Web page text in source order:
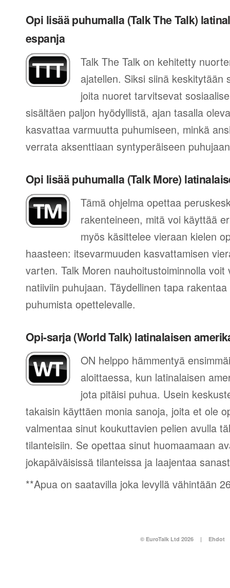
Opi lisää puhumalla (Talk The Talk)
espanja
Talk The Talk on kehitetty
ajatellen. Siksi siinä keskitytään
joita nuoret tarvitsevat
sisältäen paljon hyödyllistä, ajan tasalla
kasvattaa varmuutta puhumiseen, minkä
verrata aksenttiaan syntyperäiseen
Opi lisää puhumalla (Talk More)
Tämä ohjelma opettaa
rakenteineen, mitä voi käyttää
myös käsittelee vieraan kielen
haasteen: itsevarmuuden kasvattamisen
varten. Talk Moren nauhoitustoiminnolla
natiiviin puhujaan. Täydellinen tapa
puhumista opettelevalle.
Opi-sarja (World Talk) latinalaisen
ON helppo hämmentyä
aloittaessa, kun latinalaisen
jota pitäisi puhua. Usein
takaisin käyttäen monia sanoja, joita et ole
valmentaa sinut koukuttavien pelien avulla
tilanteisiin. Se opettaa sinut huomaamaan
jokapäiväisissä tilanteissa ja laajentaa
**Apua on saatavilla joka levyllä vähintään
© EuroTalk Ltd 2026 | Ehdot